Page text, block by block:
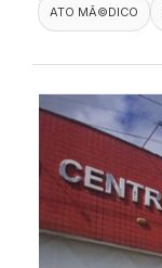
ATO MÃ©DICO